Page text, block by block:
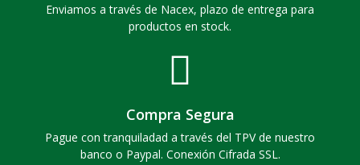
Enviamos a través de Nacex, plazo de entrega para
productos en stock.
Compra Segura
Pague con tranquiladad a través del TPV de nuestro
banco o Paypal. Conexión Cifrada SSL.